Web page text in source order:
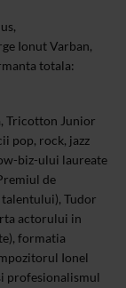
Ionut Varban,
totala:
Tricotton Junior
pop, rock, jazz
biz-ului laureate
de
Tudor
actorului in
formatia
Ionel
profesionalismul